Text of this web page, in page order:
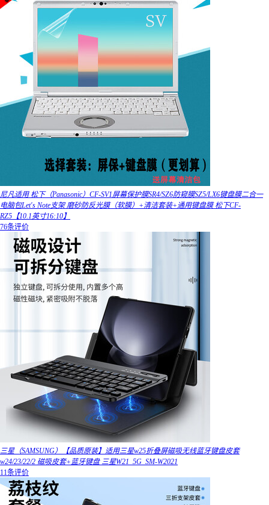
尼凡适用 松下（Panasonic）CF-SV1屏幕保护膜SR4/SZ6防窥膜SZ5/LX6键盘膜二合一
电脑包Let's Note支架 磨砂防反光膜（软膜）+清洁套装+通用键盘膜 松下CF-
RZ5【10.1英寸16:10】
76条评价
三星（SAMSUNG）【品质原装】适用三星w25折叠屏磁吸无线蓝牙键盘皮套
w24/23/22/2 磁吸皮套+蓝牙键盘 三星W21_5G_SM-W2021
11条评价